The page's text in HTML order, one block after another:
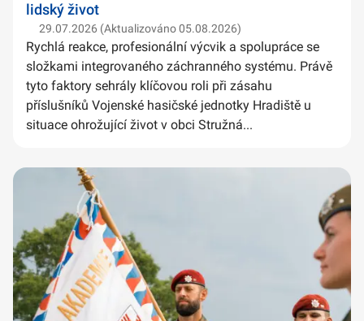
lidský život
29.07.2026 (Aktualizováno 05.08.2026)
Rychlá reakce, profesionální výcvik a spolupráce se
složkami integrovaného záchranného systému. Právě
tyto faktory sehrály klíčovou roli při zásahu
příslušníků Vojenské hasičské jednotky Hradiště u
situace ohrožující život v obci Stružná...